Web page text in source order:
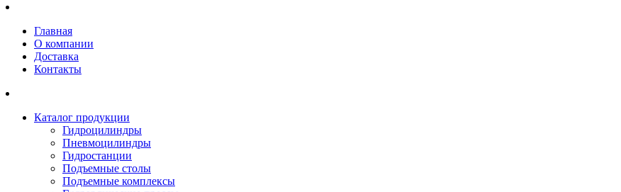
Главная
О компании
Доставка
Контакты
Каталог продукции
Гидроцилиндры
Пневмоцилиндры
Гидростанции
Подъемные столы
Подъемные комплексы